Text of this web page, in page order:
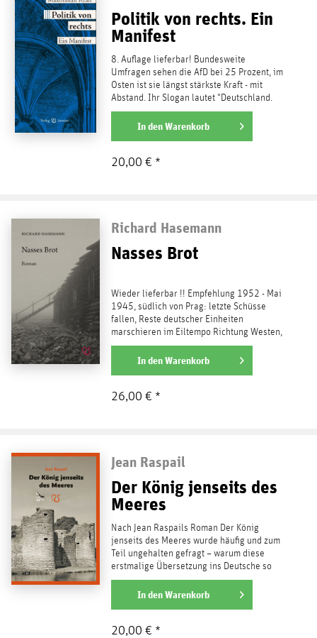
Politik von rechts. Ein
Manifest
8. Auflage lieferbar! Bundesweite
Umfragen sehen die AfD bei 25 Prozent, im
Osten ist sie längst stärkste Kraft - mit
Abstand. Ihr Slogan lautet "Deutschland.
Aber normal", ihre...
weiterlesen
In denWarenkorb
20,00 € *
Richard Hasemann
Nasses Brot
Wieder lieferbar !! Empfehlung 1952 - Mai
1945, südlich von Prag: letzte Schüsse
fallen, Reste deutscher Einheiten
marschieren im Eiltempo Richtung Westen,
um nicht den...
weiterlesen
In denWarenkorb
26,00 € *
Jean Raspail
Der König jenseits des
Meeres
Nach Jean Raspails Roman Der König
jenseits des Meeres wurde häufig und zum
Teil ungehalten gefragt – warum diese
erstmalige Übersetzung ins Deutsche so
exklusiv und versteckt...
weiterlesen
In denWarenkorb
20,00 € *